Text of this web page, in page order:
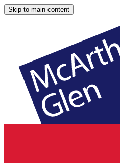
Skip to main content